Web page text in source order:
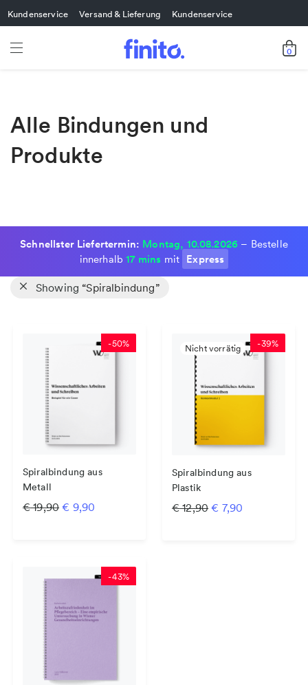
Kundenservice Versand & Lieferung Kundenservice
0
Alle Bindungen und
Produkte
Schnellster Liefertermin: Montag, 10.08.2026 – Bestelle
innerhalb17 mins mit Express
Showing “Spiralbindung”
-50%
Spiralbindung aus
Metall
€19,90Ursprünglicher Preis war: € 19,90
€ 9,90 Aktueller Preis ist: € 9,90.
-39%
Spiralbindung aus
Plastik
€12,90Ursprünglicher
€ 7,90
-43%